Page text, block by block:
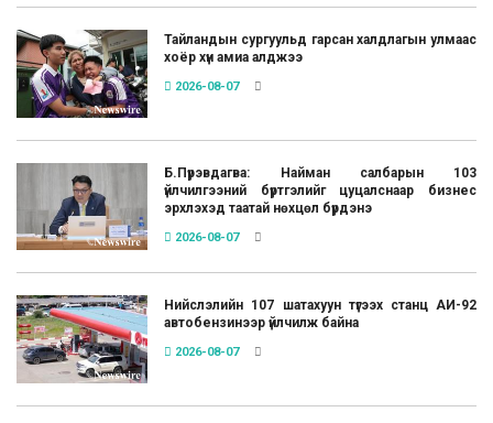
Тайландын сургуульд гарсан халдлагын улмаас
хоёр хүн амиа алджээ
2026-08-07
Б.Пүрэвдагва: Найман салбарын 103
үйлчилгээний бүртгэлийг цуцалснаар бизнес
эрхлэхэд таатай нөхцөл бүрдэнэ
2026-08-07
Нийслэлийн 107 шатахуун түгээх станц АИ-92
автобензинээр үйлчилж байна
2026-08-07